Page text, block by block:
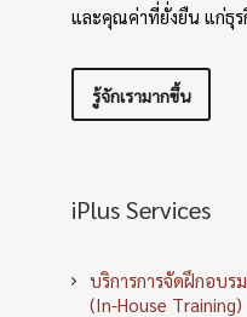
และคุณค่าที่ยั่งยืน แก่ธุ
รู้จักเรามากขึ้น
iPlus Services
บริการการจัดฝึกอบร
(In-House Training)